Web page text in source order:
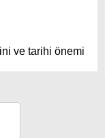
ve tarihi önemi